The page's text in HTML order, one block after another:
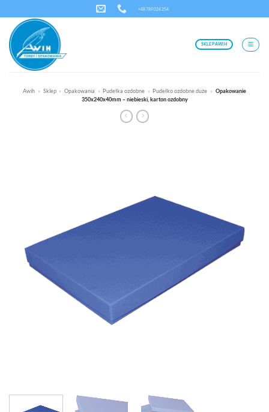
zawartości
+48 789 024 254
SKLEP AWIH
Awih » Sklep » Opakowania » Pudełka ozdobne » Pudełko ozdobne duże » Opakowanie
350x240x40mm – niebieski, karton ozdobny